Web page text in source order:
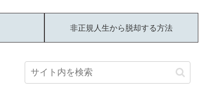
非正規人生から脱却する方法